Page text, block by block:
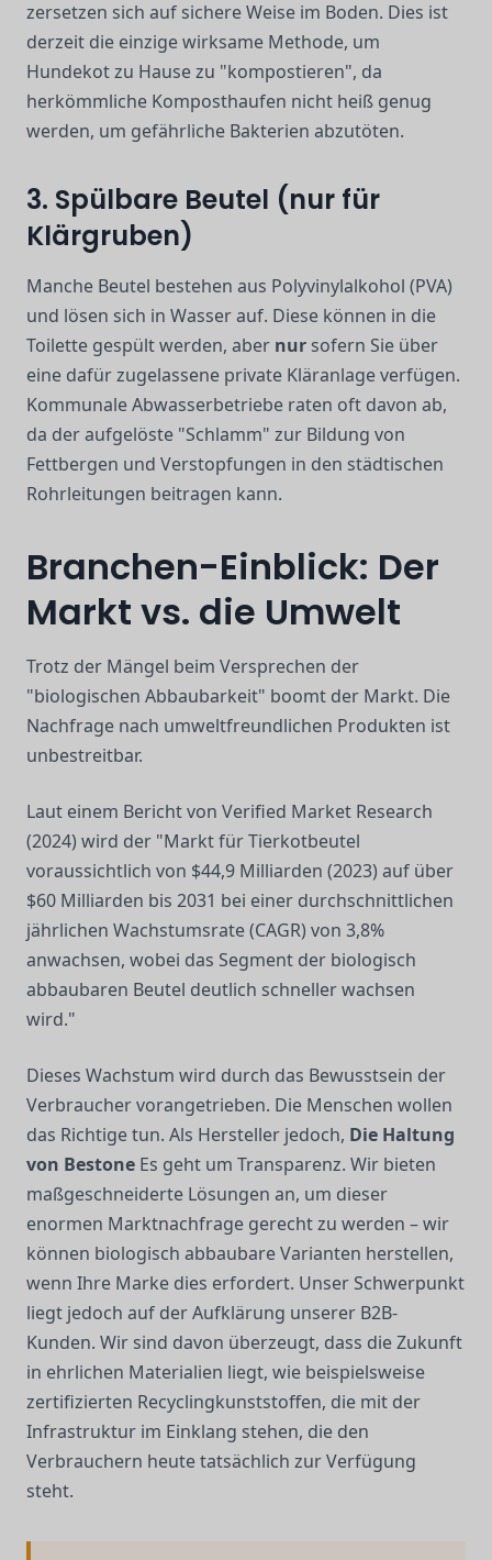
zersetzen sich auf sichere Weise im Boden. Dies ist
derzeit die einzige wirksame Methode, um
Hundekot zu Hause zu "kompostieren", da
herkömmliche Komposthaufen nicht heiß genug
werden, um gefährliche Bakterien abzutöten.
3. Spülbare Beutel (nur für
Klärgruben)
Manche Beutel bestehen aus Polyvinylalkohol (PVA)
und lösen sich in Wasser auf. Diese können in die
Toilette gespült werden, aber nur sofern Sie über
eine dafür zugelassene private Kläranlage verfügen.
Kommunale Abwasserbetriebe raten oft davon ab,
da der aufgelöste "Schlamm" zur Bildung von
Fettbergen und Verstopfungen in den städtischen
Rohrleitungen beitragen kann.
Branchen-Einblick: Der
Markt vs. die Umwelt
Trotz der Mängel beim Versprechen der
"biologischen Abbaubarkeit" boomt der Markt. Die
Nachfrage nach umweltfreundlichen Produkten ist
unbestreitbar.
Laut einem Bericht von Verified Market Research
(2024) wird der "Markt für Tierkotbeutel
voraussichtlich von $44,9 Milliarden (2023) auf über
$60 Milliarden bis 2031 bei einer durchschnittlichen
jährlichen Wachstumsrate (CAGR) von 3,8%
anwachsen, wobei das Segment der biologisch
abbaubaren Beutel deutlich schneller wachsen
wird."
Dieses Wachstum wird durch das Bewusstsein der
Verbraucher vorangetrieben. Die Menschen wollen
das Richtige tun. Als Hersteller jedoch, Die Haltung
von Bestone Es geht um Transparenz. Wir bieten
maßgeschneiderte Lösungen an, um dieser
enormen Marktnachfrage gerecht zu werden – wir
können biologisch abbaubare Varianten herstellen,
wenn Ihre Marke dies erfordert. Unser Schwerpunkt
liegt jedoch auf der Aufklärung unserer B2B-
Kunden. Wir sind davon überzeugt, dass die Zukunft
in ehrlichen Materialien liegt, wie beispielsweise
zertifizierten Recyclingkunststoffen, die mit der
Infrastruktur im Einklang stehen, die den
Verbrauchern heute tatsächlich zur Verfügung
steht.